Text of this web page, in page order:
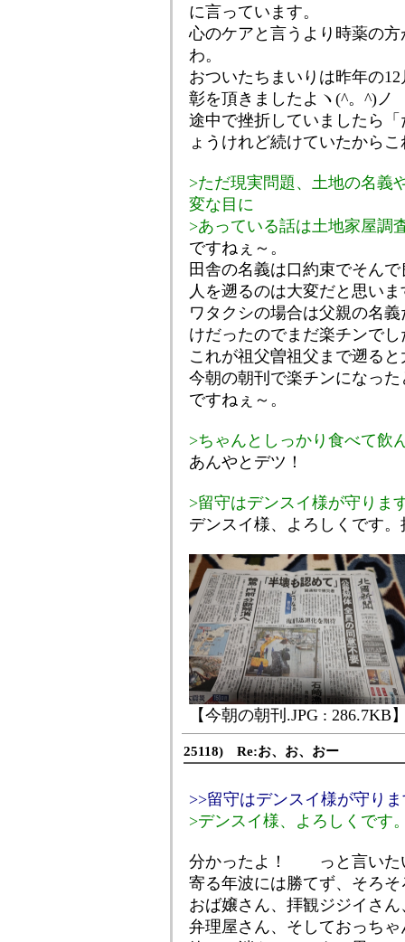
に言っています。
心のケアと言うより時薬の
わ。
おついたちまいりは昨年の
彰を頂きましたよヽ(^。^)ノ
途中で挫折していましたら
ょうけれど続けていたから
>ただ現実問題、土地の名義
変な目に
>あっている話は土地家屋調
ですねぇ～。
田舎の名義は口約束でそん
人を遡るのは大変だと思いま
ワタクシの場合は父親の名
けだったのでまだ楽チンでし
これが祖父曽祖父まで遡る
今朝の朝刊で楽チンになっ
ですねぇ～。
>ちゃんとしっかり食べて飲
あんやとデツ！
>留守はデンスイ様が守りま
デンスイ様、よろしくです。
【今朝の朝刊.JPG : 286.7KB
25118) Re:お、お、おー
>>留守はデンスイ様が守り
>デンスイ様、よろしくです
分かったよ！ っと言いた
寄る年波には勝てず、そろそ
おば嬢さん、拝観ジジイさ
弁理屋さん、そしておっち